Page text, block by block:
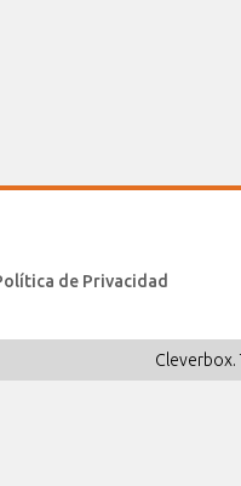
de Privacidad